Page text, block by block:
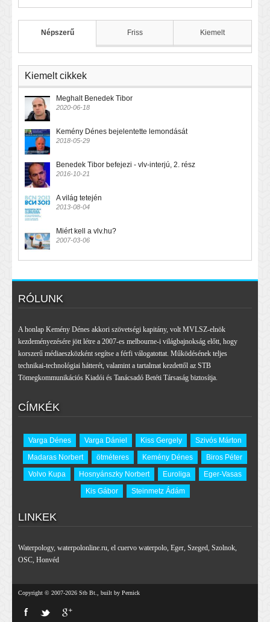
Népszerű Friss Kiemelt
Kiemelt cikkek
Meghalt Benedek Tibor
2020-06-18
Kemény Dénes bejelentette lemondását
2018-05-29
Benedek Tibor befejezi - vlv-interjú, 2. rész
2016-10-21
A világ tetején
2013-08-04
Miért kell a vlv.hu?
2007-03-06
RÓLUNK
A honlap Kemény Dénes akkori szövetségi kapitány, volt MVLSZ-elnök
kezdeményezésére jött létre a 2007-es melbourne-i világbajnokság előtt, hogy
korszerű médiaeszközként segítse a férfi válogatottat. Működésének teljes
technikai-technológiai hátterét, valamint a tartalmat kezdettől az STB
Tömegkommunikációs Kiadói és Tanácsadó Betéti Társaság biztosítja.
CÍMKÉK
Varga Dénes Varga Dániel Kiss Gergely
Szivós Márton
Madaras Norbert
ötméteres Kemény Dénes
Biros Péter
Volvo Kupa
Hosnyánszky Norbert Euroliga
Eger-Vasas
Kis Gábor
Steinmetz Ádám
LINKEK
Waterpology, waterpolonline.ru, el cuervo waterpolo, Eger, Szeged, Szolnok,
OSC, Honvéd
Copyright © 2007-2026 Stb Bt., built by Pernick